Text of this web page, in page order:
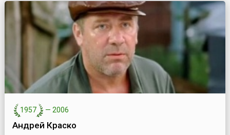
1957 — 2006
Андрей Краско